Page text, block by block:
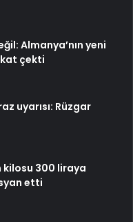
Almanya’nın yeni
çekti
uyarısı: Rüzgar
kilosu 300 liraya
etti